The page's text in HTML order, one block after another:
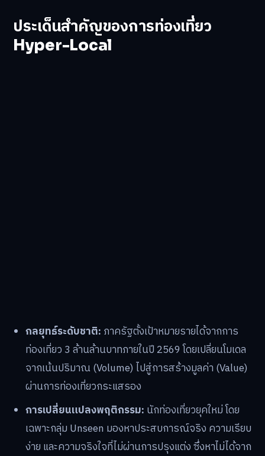
ประเด็นสำคัญของการท่องเที่ยว
Hyper-Local
กลยุทธ์ระดับชาติ: ภาครัฐตั้งเป้าหมายรายได้จากการ
ท่องเที่ยว 3 ล้านล้านบาทภายในปี 2569 โดยเปลี่ยนโมเดล
จากเน้นปริมาณ (Volume) ไปสู่การสร้างมูลค่า (Value)
ผ่านการท่องเที่ยวกระแสรอง
การเปลี่ยนแปลงพฤติกรรม: นักท่องเที่ยวยุคใหม่ โดย
เฉพาะกลุ่ม Unseen มองหาประสบการณ์จริง ความเรียบ
ง่าย และความจริงใจที่ไม่ผ่านการปรุงแต่ง ซึ่งหาไม่ได้จาก